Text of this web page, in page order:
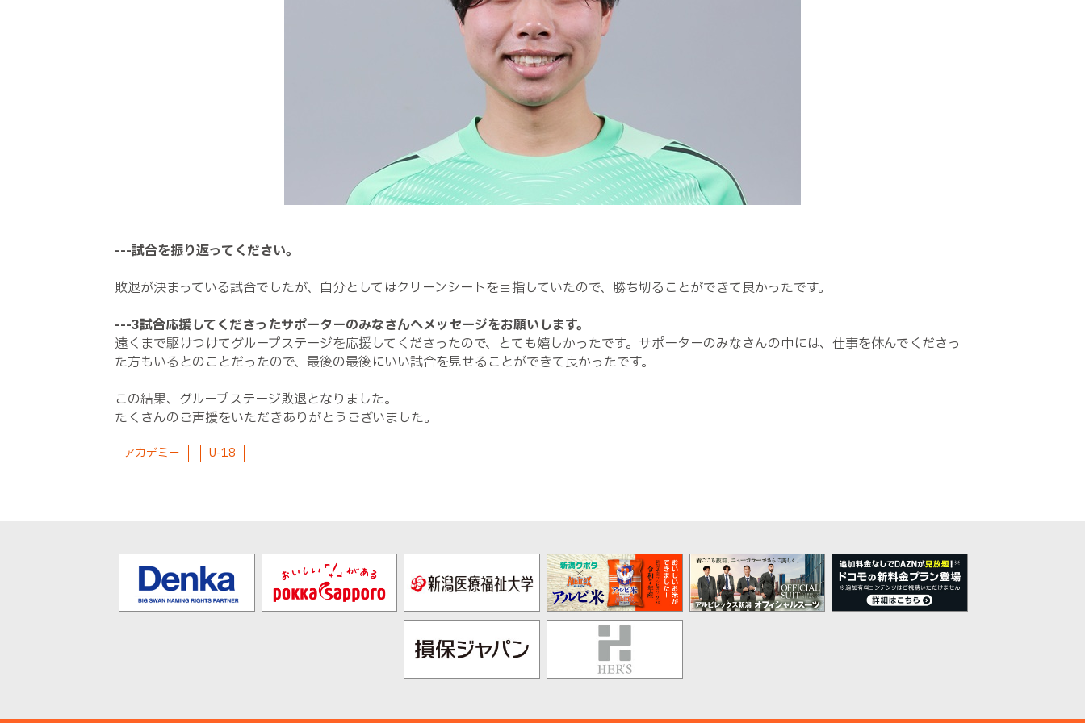
---試合を振り返ってください。
敗退が決まっている試合でしたが、自分としてはクリーンシートを目指していたので、勝ち切ることができて良かったです。
---3試合応援してくださったサポーターのみなさんへメッセージをお願いします。
遠くまで駆けつけてグループステージを応援してくださったので、とても嬉しかったです。サポーターのみなさんの中には、仕事を休んでくださっ
た方もいるとのことだったので、最後の最後にいい試合を見せることができて良かったです。
この結果、グループステージ敗退となりました。
たくさんのご声援をいただきありがとうございました。
アカデミー U-18